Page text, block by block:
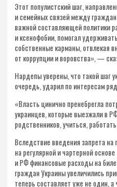
Этот популистский шаг,
и семейных связей между
важной составляющей политики
и ксенофобии, помогал
собственные карманы, отвлекая
от коррупции и воровства», —
Нардепы уверены, что такой шаг
очередь, ударил по интересам
«Власть цинично пренебрегла
украинцев, которые выезжали в
родственников, учиться,
Вследствие введения запрета
на регулярной и чартерной
и РФ финансовые расходы на
граждан Украины увеличились
теперь составляет уже не один,